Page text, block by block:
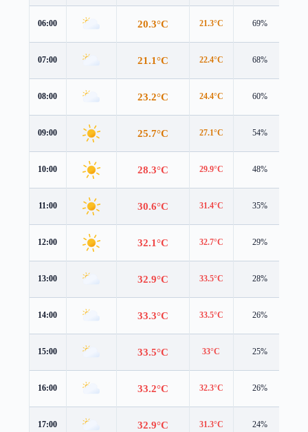
06:00 20.3°C 21.3°C 69%
07:00 21.1°C 22.4°C 68%
08:00 23.2°C 24.4°C 60%
09:00 25.7°C 27.1°C 54%
10:00 28.3°C 29.9°C 48%
11:00 30.6°C 31.4°C 35%
12:00 32.1°C 32.7°C 29%
13:00 32.9°C 33.5°C 28%
14:00 33.3°C 33.5°C 26%
15:00 33.5°C 33°C 25%
16:00 33.2°C 32.3°C 26%
17:00 32.9°C 31.3°C 24%